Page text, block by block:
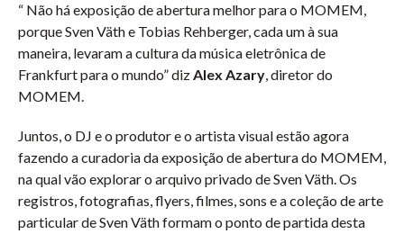
“ Não há exposição de abertura melhor para o MOMEM,
porque Sven Väth e Tobias Rehberger, cada um à sua
maneira, levaram a cultura da música eletrônica de
Frankfurt para o mundo” dizAlex Azary, diretor do
MOMEM.
Juntos, o DJ e o produtor e o artista visual estão agora
fazendo a curadoria da exposição de abertura do MOMEM,
na qual vão explorar o arquivo privado de Sven Väth. Os
registros, fotografias, flyers, filmes, sons e a coleção de arte
particular de Sven Väth formam o ponto de partida desta